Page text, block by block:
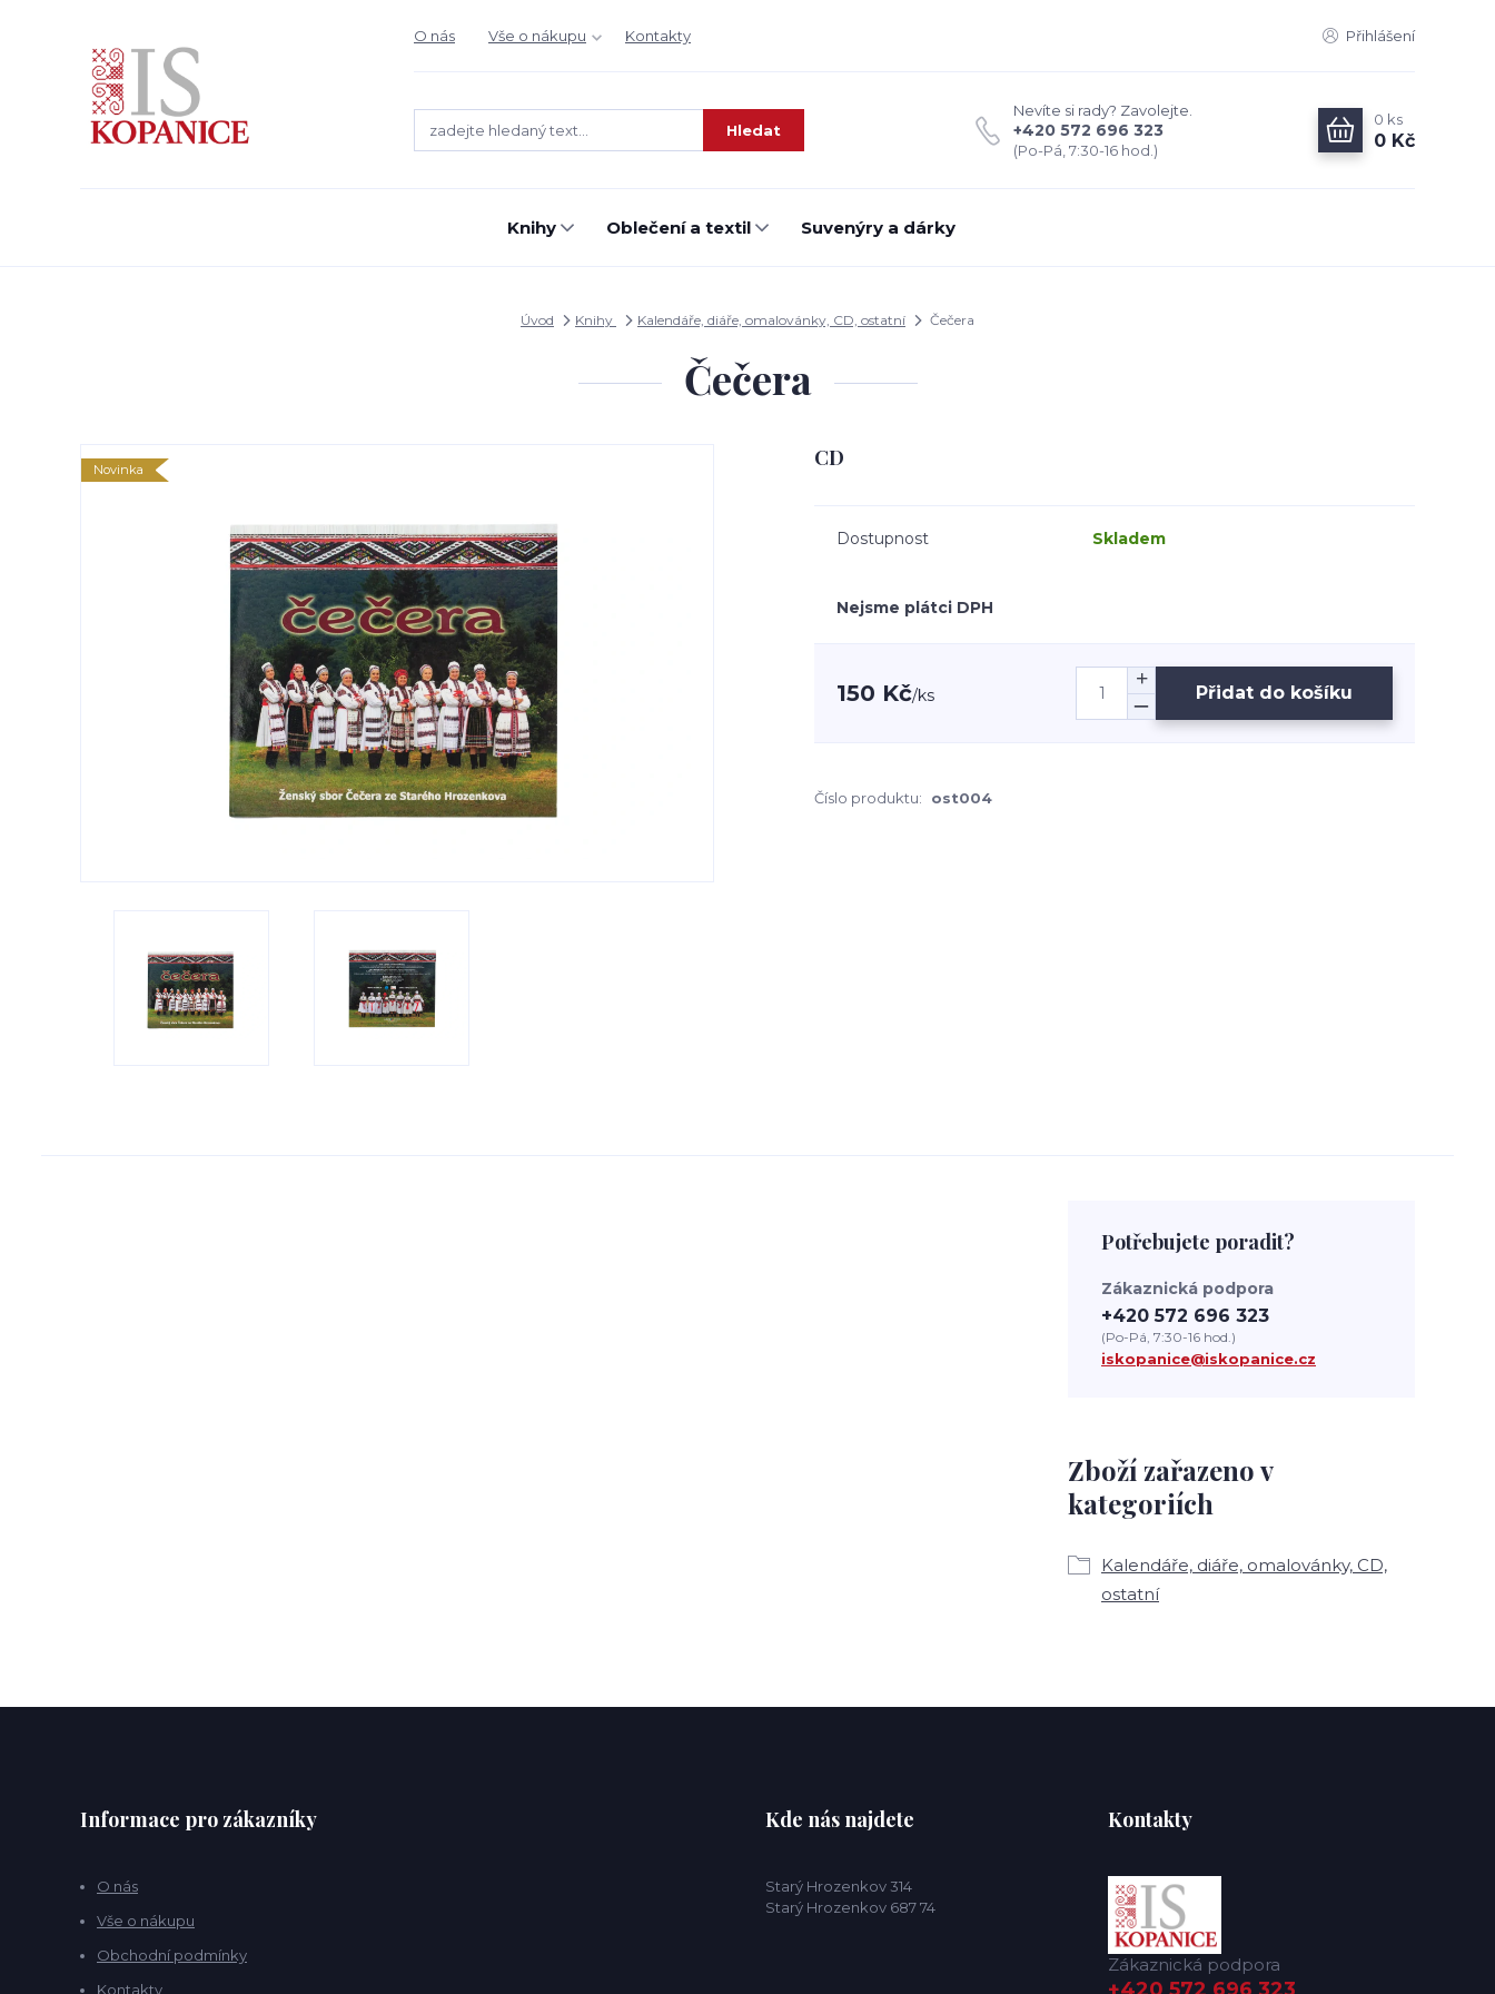
O nás Vše o nákupu Kontakty Přihlášení
Hledat
Nevíte si rady? Zavolejte.
+420 572 696 323
(Po-Pá, 7:30-16 hod.)
0 ks
0 Kč
Knihy Oblečení a textil Suvenýry a dárky
Úvod Knihy Kalendáře, diáře, omalovánky, CD, ostatní Čečera
Čečera
Novinka CD
Dostupnost Skladem
Nejsme plátci DPH
150 Kč/ks Přidat do košíku
Číslo produktu: ost004
Zboží zařazeno v
kategoriích
Kalendáře, diáře, omalovánky, CD,
ostatní
Potřebujete poradit?
Zákaznická podpora
+420 572 696 323
(Po-Pá, 7:30-16 hod.)
iskopanice@iskopanice.cz
Informace pro zákazníky
O nás
Vše o nákupu
Obchodní podmínky
Kontakty
Kde nás najdete
Starý Hrozenkov 314
Starý Hrozenkov 687 74
Kontakty
Zákaznická podpora